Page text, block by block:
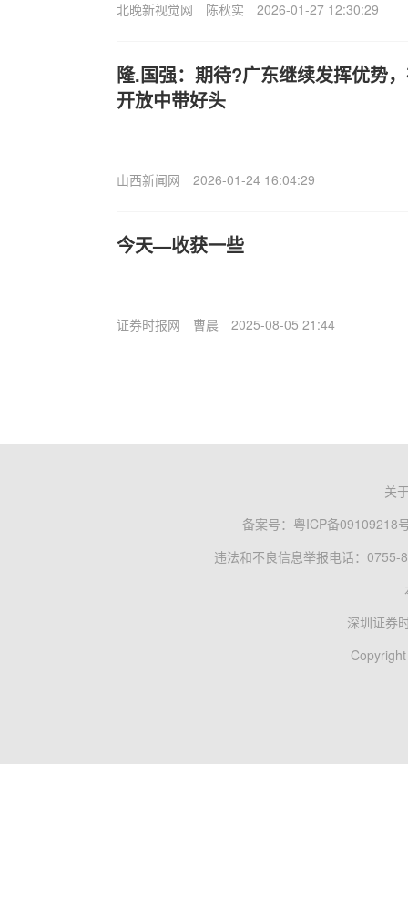
北晚新视觉网 陈秋实 2026-01-27 12:30:29
隆.国强：期待?广东继续发挥优势
开放中带好头
山西新闻网 2026-01-24 16:04:29
今天—收获一些
证券时报网 曹晨 2025-08-05 21:44
关
备案号： 粤ICP备09109218
违法和不良信息举报电话：0755-
深圳证券